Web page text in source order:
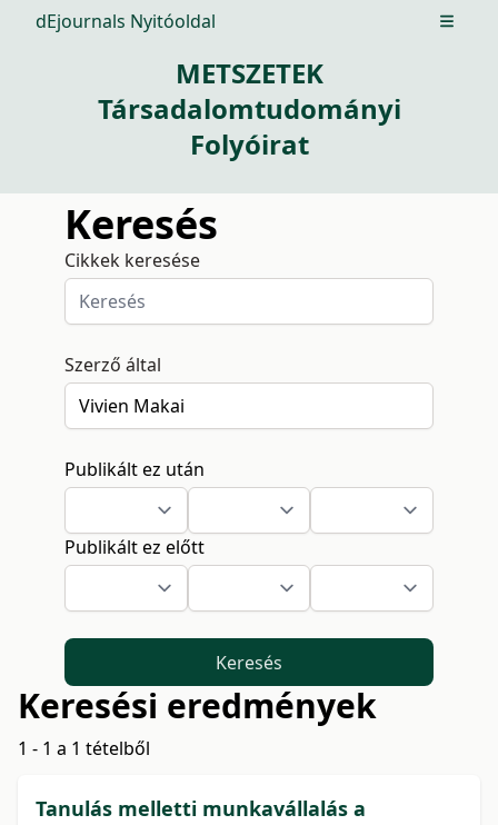
dEjournals Nyitóoldal Open
METSZETEK
Társadalomtudományi
Folyóirat
Keresés
Cikkek keresése
Szerző által
Publikált ez után
Publikált ez előtt
Keresés
Keresési eredmények
1 - 1 a 1 tételből
Tanulás melletti munkavállalás a